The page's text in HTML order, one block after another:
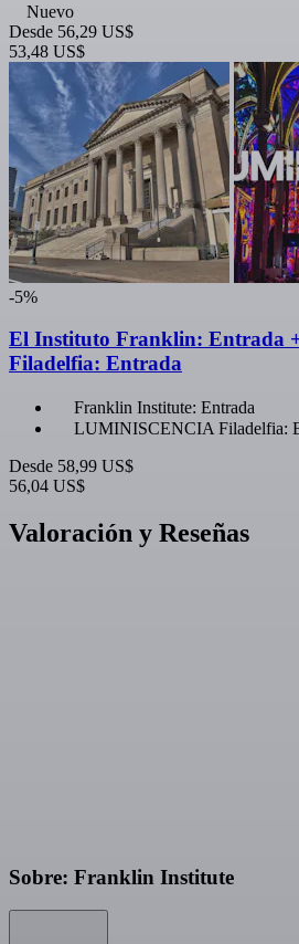
Nuevo
Desde 56,29 US$
53,48 US$
-5%
El Instituto Franklin: Entrada
Filadelfia: Entrada
Franklin Institute: Entrada
LUMINISCENCIA Filadelfia:
Desde 58,99 US$
56,04 US$
Valoración y Reseñas
Sobre: Franklin Institute